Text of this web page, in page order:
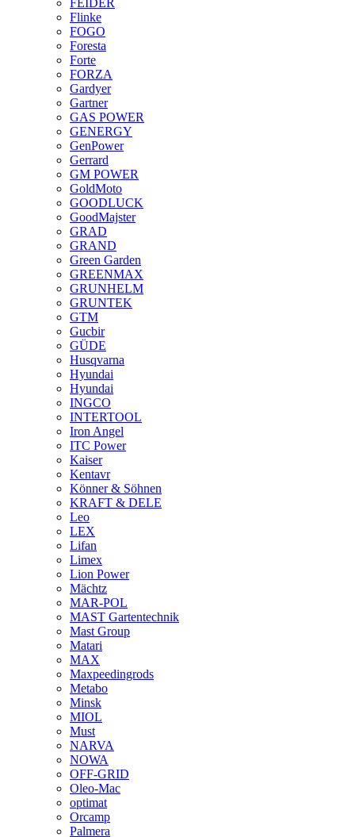
FEIDER
Flinke
FOGO
Foresta
Forte
FORZA
Gardyer
Gartner
GAS POWER
GENERGY
GenPower
Gerrard
GM POWER
GoldMoto
GOODLUCK
GoodMajster
GRAD
GRAND
Green Garden
GREENMAX
GRUNHELM
GRUNTEK
GTM
Gucbir
GÜDE
Husqvarna
Hyundai
Hyundai
INGCO
INTERTOOL
Iron Angel
ITC Power
Kaiser
Kentavr
Könner & Söhnen
KRAFT & DELE
Leo
LEX
Lifan
Limex
Lion Power
Mächtz
MAR-POL
MAST Gartentechnik
Mast Group
Matari
MAX
Maxpeedingrods
Metabo
Minsk
MIOL
Must
NARVA
NOWA
OFF-GRID
Oleo-Mac
optimat
Orcamp
Palmera